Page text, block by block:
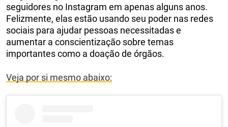
seguidores no Instagram em apenas alguns anos.
Felizmente, elas estão usando seu poder nas redes
sociais para ajudar pessoas necessitadas e
aumentar a conscientização sobre temas
importantes como a doação de órgãos.
Veja por si mesmo abaixo: